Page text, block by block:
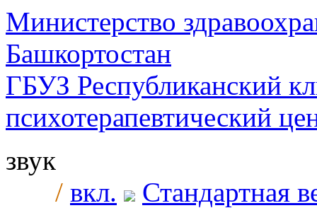
Министерство
Башкортостан
ГБУЗ Республиканский
психотерапевтический
звук
/ вкл.
Стандартная